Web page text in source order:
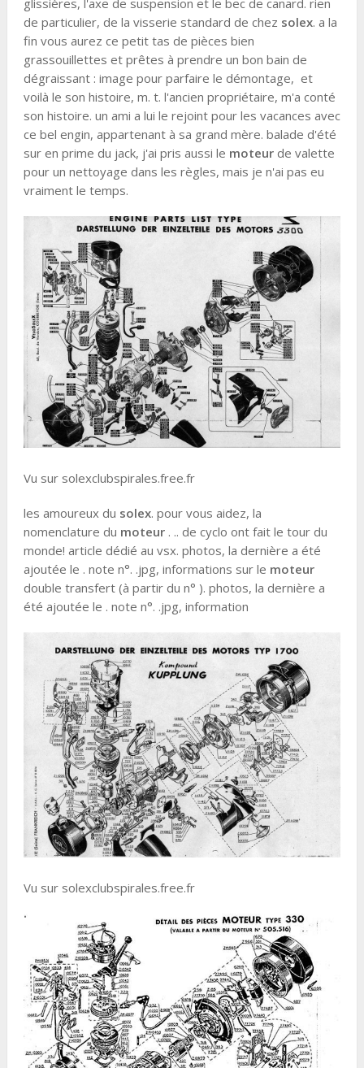
glissières, l'axe de suspension et le bec de canard. rien
de particulier, de la visserie standard de chez solex. a la
fin vous aurez ce petit tas de pièces bien
grassouillettes et prêtes à prendre un bon bain de
dégraissant : image pour parfaire le démontage, et
voilà le son histoire, m. t. l'ancien propriétaire, m'a conté
son histoire. un ami a lui le rejoint pour les vacances avec
ce bel engin, appartenant à sa grand mère. balade d'été
sur en prime du jack, j'ai pris aussi le moteurde valette
pour un nettoyage dans les règles, mais je n'ai pas eu
vraiment le temps.
Vu sur solexclubspirales.free.fr
les amoureux du solex. pour vous aidez, la
nomenclature du moteur. .. de cyclo ont fait le tour du
monde! article dédié au vsx. photos, la dernière a été
ajoutée le . note n°. .jpg, informations sur le moteur
double transfert (à partir du n° ). photos, la dernière a
été ajoutée le . note n°. .jpg, information
Vu sur solexclubspirales.free.fr